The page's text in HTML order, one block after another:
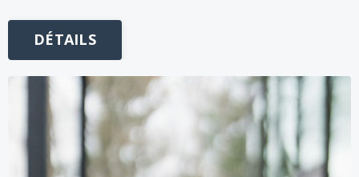
DÉTAILS